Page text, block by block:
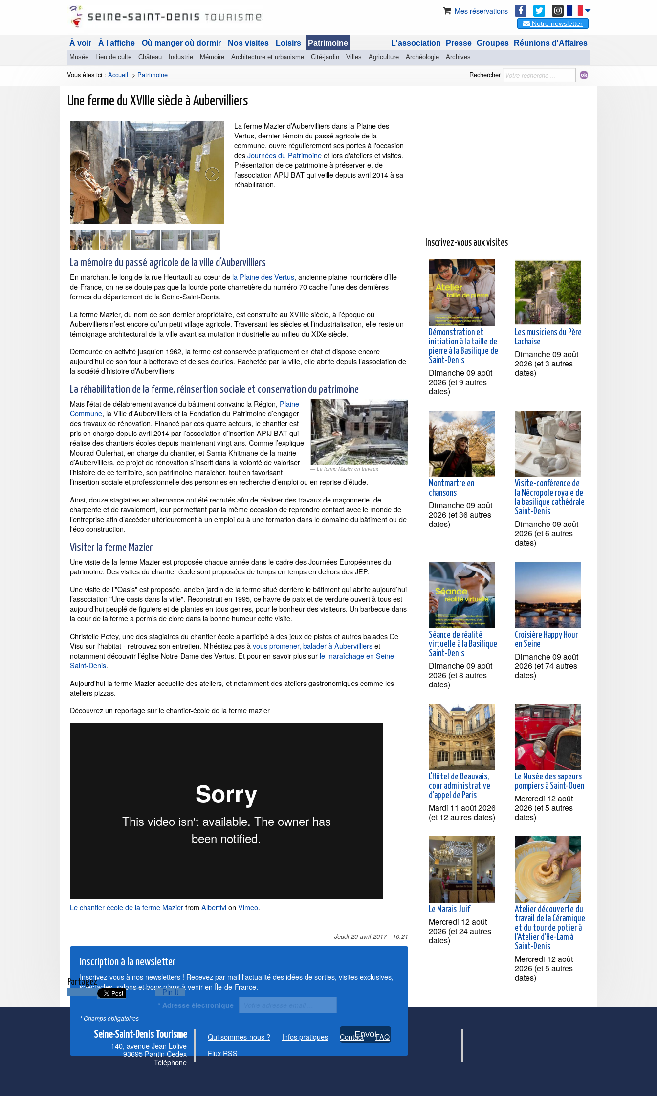
Mes réservations
Notre newsletter
À voir À l'affiche Où manger où dormir Nos visites Loisirs Patrimoine
Musée Lieu de culte Château Industrie Mémoire Architecture et urbanisme Cité-jardin Villes Agriculture Archéologie Archives
Réunions d'Affaires
Groupes
Presse
L'association
Vous êtes ici : Accueil > Patrimoine Rechercher
Une ferme du XVIIIe siècle à Aubervilliers
La ferme Mazier d’Aubervilliers dans la Plaine des
Vertus, dernier témoin du passé agricole de la
commune, ouvre régulièrement ses portes à l'occasion
desJournées du Patrimoineet lors d'ateliers et visites.
Présentation de ce patrimoine à préserver et de
l’association APIJ BAT qui veille depuis avril 2014 à sa
réhabilitation.
La mémoire du passé agricole de la ville d'Aubervilliers
En marchant le long de la rue Heurtault au cœur de la Plaine des Vertus, ancienne plaine nourricière d’Ile-
de-France, on ne se doute pas que la lourde porte charretière du numéro 70 cache l’une des dernières
fermes du département de la Seine-Saint-Denis.
La ferme Mazier, du nom de son dernier propriétaire, est construite au XVIIIe siècle, à l’époque où
Aubervilliers n’est encore qu’un petit village agricole. Traversant les siècles et l’industrialisation, elle reste un
témoignage architectural de la ville avant sa mutation industrielle au milieu du XIXe siècle.
Demeurée en activité jusqu’en 1962, la ferme est conservée pratiquement en état et dispose encore
aujourd’hui de son four à betterave et de ses écuries. Rachetée par la ville, elle abrite depuis l’association de
la société d’histoire d’Aubervilliers.
La réhabilitation de la ferme, réinsertion sociale et conservation du patrimoine
La ferme Mazier en travaux
Mais l’état de délabrement avancé du bâtiment convainc la Région, Plaine
Commune, la Ville d'Aubervilliers et la Fondation du Patrimoine d’engager
des travaux de rénovation. Financé par ces quatre acteurs, le chantier est
pris en charge depuis avril 2014 par l’association d’insertion APIJ BAT qui
réalise des chantiers écoles depuis maintenant vingt ans. Comme l’explique
Mourad Ouferhat, en charge du chantier, et Samia Khitmane de la mairie
d’Aubervilliers, ce projet de rénovation s’inscrit dans la volonté de valoriser
l’histoire de ce territoire, son patrimoine maraicher, tout en favorisant
l’insertion sociale et professionnelle des personnes en recherche d’emploi ou en reprise d’étude.
Ainsi, douze stagiaires en alternance ont été recrutés afin de réaliser des travaux de maçonnerie, de
charpente et de ravalement, leur permettant par la même occasion de reprendre contact avec le monde de
l’entreprise afin d’accéder ultérieurement à un emploi ou à une formation dans le domaine du bâtiment ou de
l'éco construction.
Visiter la ferme Mazier
Une visite de la ferme Mazier est proposée chaque année dans le cadre des Journées Européennes du
patrimoine. Des visites du chantier école sont proposées de temps en temps en dehors des JEP.
Une visite de l’"Oasis" est proposée, ancien jardin de la ferme situé derrière le bâtiment qui abrite aujourd’hui
l’association "Une oasis dans la ville". Reconstruit en 1995, ce havre de paix et de verdure ouvert à tous est
aujourd’hui peuplé de figuiers et de plantes en tous genres, pour le bonheur des visiteurs. Un barbecue dans
la cour de la ferme a permis de clore dans la bonne humeur cette visite.
Christelle Petey, une des stagiaires du chantier école a participé à des jeux de pistes et autres balades De
Visu sur l'habitat - retrouvez son entretien. N'hésitez pas àvous promener, balader à Aubervillierset
notamment découvrir l’église Notre-Dame des Vertus. Et pour en savoir plus sur le maraîchage en Seine-
Saint-Denis.
Aujourd'hui la ferme Mazier accueille des ateliers, et notamment des ateliers gastronomiques comme les
ateliers pizzas.
Découvrez un reportage sur le chantier-école de la ferme mazier
Le chantier école de la ferme Mazierfrom Albertivion Vimeo.
Jeudi 20 avril 2017 - 10:21
Inscription à la newsletter
Inscrivez-vous à nos newsletters ! Recevez par mail l'actualité des idées de sorties, visites exclusives,
spectacles, salons et bons plans à venir en Île-de-France.
* Adresse électronique
* Champs obligatoires
Partagez
Pin It
Inscrivez-vous aux visites
Démonstration et
initiation à la taille de
pierre à la Basilique de
Saint-Denis
Dimanche 09 août
2026 (et 9 autres
dates)
Les musiciens du Père
Lachaise
Dimanche 09 août
2026 (et 3 autres
dates)
Montmartre en
chansons
Dimanche 09 août
2026 (et 36 autres
dates)
Visite-conférence de
la Nécropole royale de
la basilique cathédrale
Saint-Denis
Dimanche 09 août
2026 (et 6 autres
dates)
Séance de réalité
virtuelle à la Basilique
Saint-Denis
Dimanche 09 août
2026 (et 8 autres
dates)
Croisière Happy Hour
en Seine
Dimanche 09 août
2026 (et 74 autres
dates)
L'Hôtel de Beauvais,
cour administrative
d'appel de Paris
Mardi 11 août 2026
(et 12 autres dates)
Le Musée des sapeurs
pompiers à Saint-Ouen
Mercredi 12 août
2026 (et 5 autres
dates)
Le Marais Juif
Mercredi 12 août
2026 (et 24 autres
dates)
Atelier découverte du
travail de la Céramique
et du tour de potier à
l'Atelier d'He-Lam à
Saint-Denis
Mercredi 12 août
2026 (et 5 autres
dates)
Seine-Saint-Denis Tourisme
140, avenue Jean Lolive
93695 Pantin Cedex
Téléphone
Qui sommes-nous ? Infos pratiques Contact
FAQ
Flux RSS